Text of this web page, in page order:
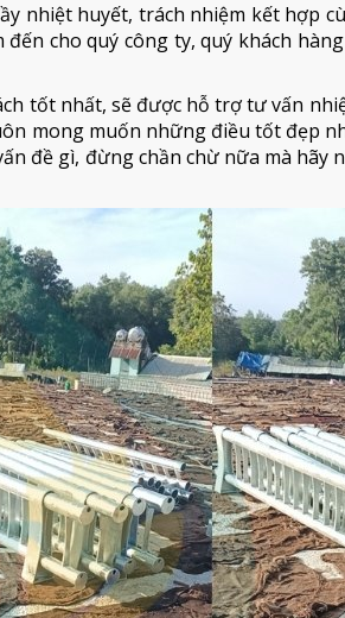
nhiệt huyết, trách nhiệm kết hợp
cho quý công ty, quý khách
tốt nhất, sẽ được hỗ trợ tư vấn
mong muốn những điều tốt đẹp
đề gì, đừng chần chừ nữa mà hãy